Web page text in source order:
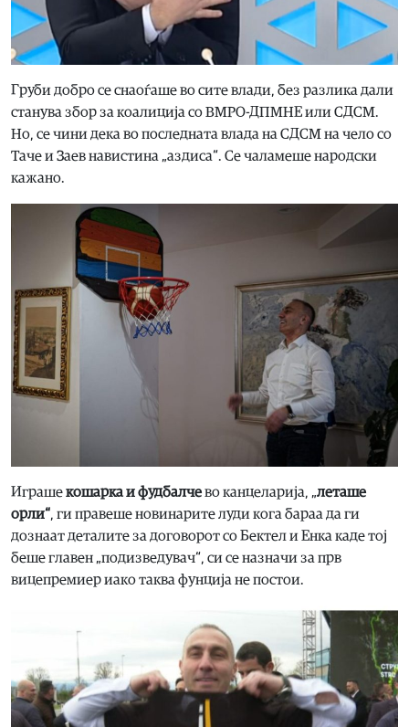
Груби добро се снаоѓаше во сите влади, без разлика дали
станува збор за коалиција со ВМРО-ДПМНЕ или СДСМ.
Но, се чини дека во последната влада на СДСМ на чело со
Таче и Заев навистина „аздиса“. Се чаламеше народски
кажано.
Играшекошарка и фудбалчево канцеларија, „леташе
орли“, ги правеше новинарите луди кога бараа да ги
дознаат деталите за договорот со Бектел и Енка каде тој
беше главен „подизведувач“, си се назначи за прв
вицепремиер иако таква фунција не постои.